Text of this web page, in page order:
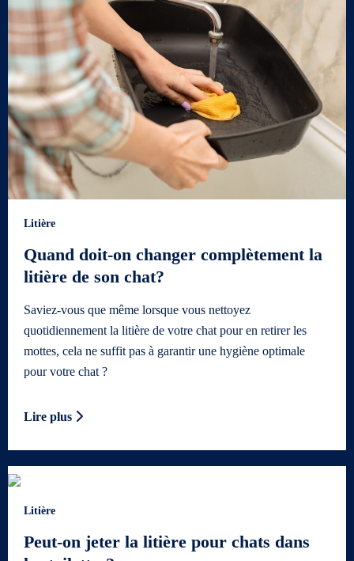
Litière
Quand doit-on changer complètement la
litière de son chat?
Saviez-vous que même lorsque vous nettoyez
quotidiennement la litière de votre chat pour en retirer les
mottes, cela ne suffit pas à garantir une hygiène optimale
pour votre chat ?
Lire plus
Litière
Peut-on jeter la litière pour chats dans